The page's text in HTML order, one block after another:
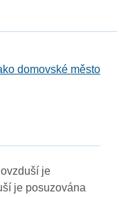
domovské město
je
je posuzována